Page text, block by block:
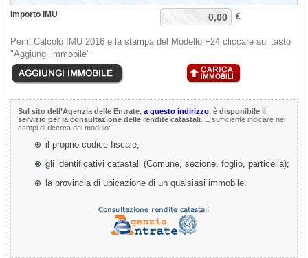
Importo IMU €
Per il Calcolo IMU 2016 e la stampa del Modello F24 cliccare sul tasto
"Aggiungi immobile"
Sul sito dell’Agenzia delle Entrate,a questo indirizzo, è disponibile il
servizio per la consultazione delle rendite catastali. È sufficiente indicare nei
campi di ricerca del modulo:
il proprio codice fiscale;
gli identificativi catastali (Comune, sezione, foglio, particella);
la provincia di ubicazione di un qualsiasi immobile.